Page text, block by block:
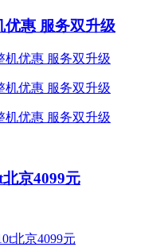
优惠 服务双升级
京4099元